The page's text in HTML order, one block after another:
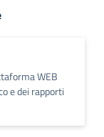
WEB
e dei rapporti